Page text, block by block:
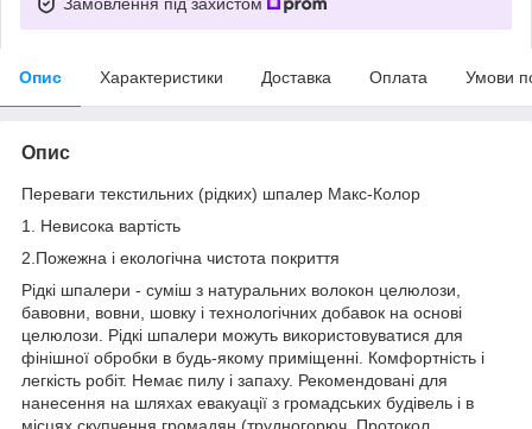
Опис Характеристики Доставка Оплата Умови
Опис
Переваги текстильних (рідких) шпалер Макс-Колор
1. Невисока вартість
2.Пожежна і екологічна чистота покриття
Рідкі шпалери - суміш з натуральних волокон целюлози,
бавовни, вовни, шовку і технологічних добавок на основі
целюлози. Рідкі шпалери можуть використовуватися для
фінішної обробки в будь-якому приміщенні. Комфортність і
легкість робіт. Немає пилу і запаху. Рекомендовані для
нанесення на шляхах евакуації з громадських будівель і в
місцях скупчення громадян (трудногорюч, Протокол